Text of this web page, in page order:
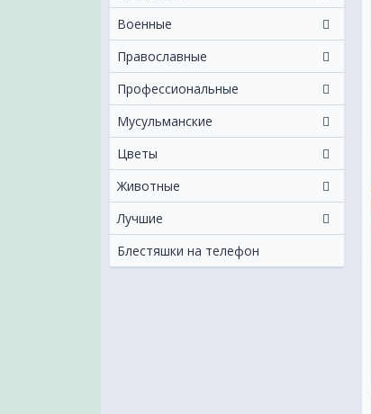
Военные
Православные
Профессиональные
Мусульманские
Цветы
Животные
Лучшие
Блестяшки на телефон